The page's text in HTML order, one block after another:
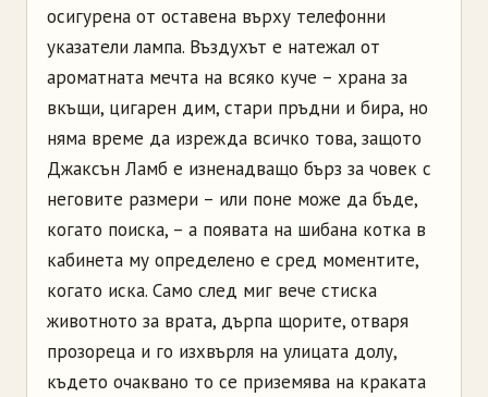
осигурена от оставена върху телефонни
указатели лампа. Въздухът е натежал от
ароматната мечта на всяко куче – храна за
вкъщи, цигарен дим, стари пръдни и бира, но
няма време да изрежда всичко това, защото
Джаксън Ламб е изненадващо бърз за човек с
неговите размери – или поне може да бъде,
когато поиска, – а появата на шибана котка в
кабинета му определено е сред моментите,
когато иска. Само след миг вече стиска
животното за врата, дърпа щорите, отваря
прозореца и го изхвърля на улицата долу,
където очаквано то се приземява на краката